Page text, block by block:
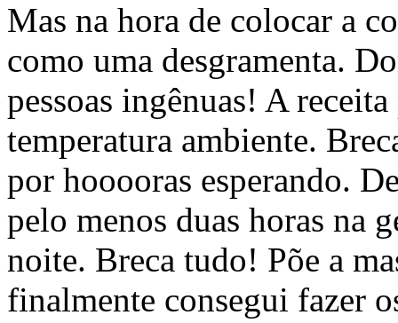
Mas na hora de colocar a
como uma desgramenta.
pessoas ingênuas! A
temperatura ambiente.
por hooooras esperando.
pelo menos duas horas na
noite. Breca tudo! Põe a
finalmente consegui fazer